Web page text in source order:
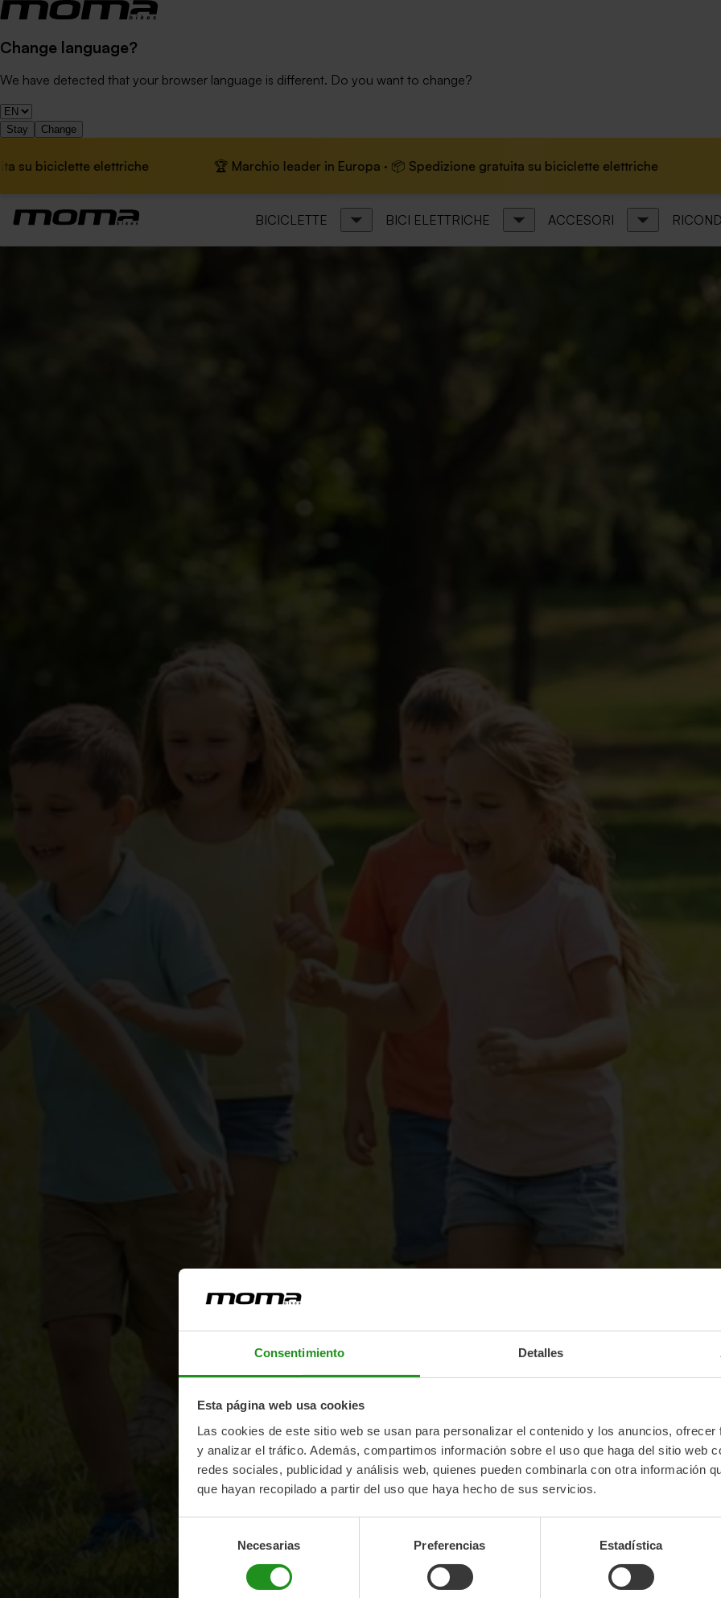
Consentimiento Detalles
Esta página web usa cookies
Las cookies de este sitio web se usan para personalizar el contenido y los anuncios,
y analizar el tráfico. Además, compartimos información sobre el uso que haga del sitio web
redes sociales, publicidad y análisis web, quienes pueden combinarla con otra información
que hayan recopilado a partir del uso que haya hecho de sus servicios.
consentimiento
Necesarias Preferencias Estadística
Change language?
We have detected that your browser language is different. Do you want to change?
Stay Change
🏆 Marchio leader in Europa · 📦 Spedizione gratuita su biciclette elettriche 🏆 Marchio leader in
BICICLETTE BICI ELETTRICHE ACCESORI